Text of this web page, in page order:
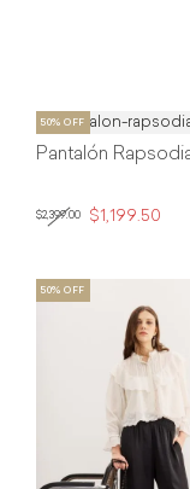
Pantalón
$2,399.00 $1,199.50